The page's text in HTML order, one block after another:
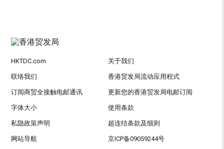
HKTDC.com 关于我们
联络我们 香港贸发局流动应用程式
订阅商贸全接触电邮通讯 更新您的香港贸发局电邮订阅
字体大小 使用条款
私隐政策声明 超连结条款及细则
网站导航 京ICP备09059244号